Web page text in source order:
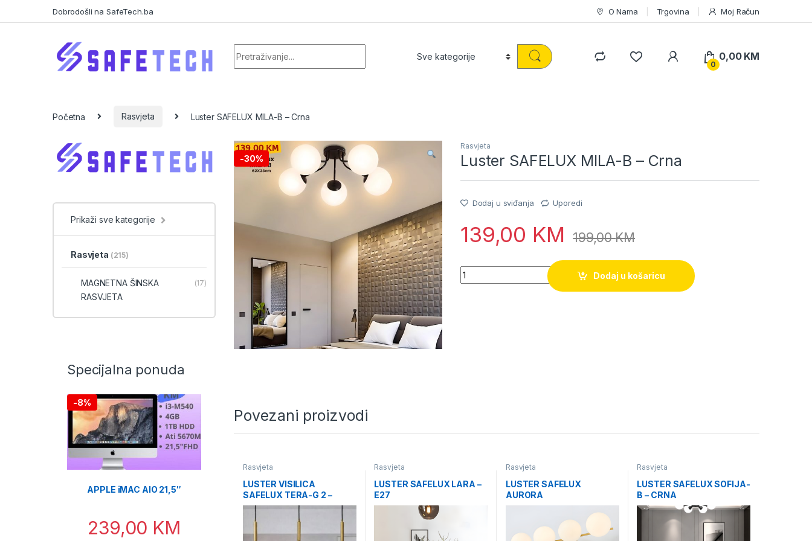
Dobrodošli na SafeTech.ba O Nama Trgovina Moj Račun
0
0,00 KM
Početna Rasvjeta Luster SAFELUX MILA-B – Crna
-30%
Rasvjeta
Luster SAFELUX MILA-B – Crna
Dodaj u sviđanja Uporedi
139,00 KM 199,00KM
Quantity
Dodaj u košaricu
Povezani proizvodi
Rasvjeta
LUSTER VISILICA
SAFELUX TERA-G 2 –
CRNE KUGLE
Rasvjeta
LUSTER SAFELUX LARA –
E27
Rasvjeta
LUSTER SAFELUX
AURORA
Rasvjeta
LUSTER SAFELUX SOFIJA-
B – CRNA
Prikaži sve kategorije
Rasvjeta (215)
MAGNETNA ŠINSKA
RASVJETA
(17)
Specijalna ponuda
-8%
APPLE iMAC AIO 21,5″
239,00 KM